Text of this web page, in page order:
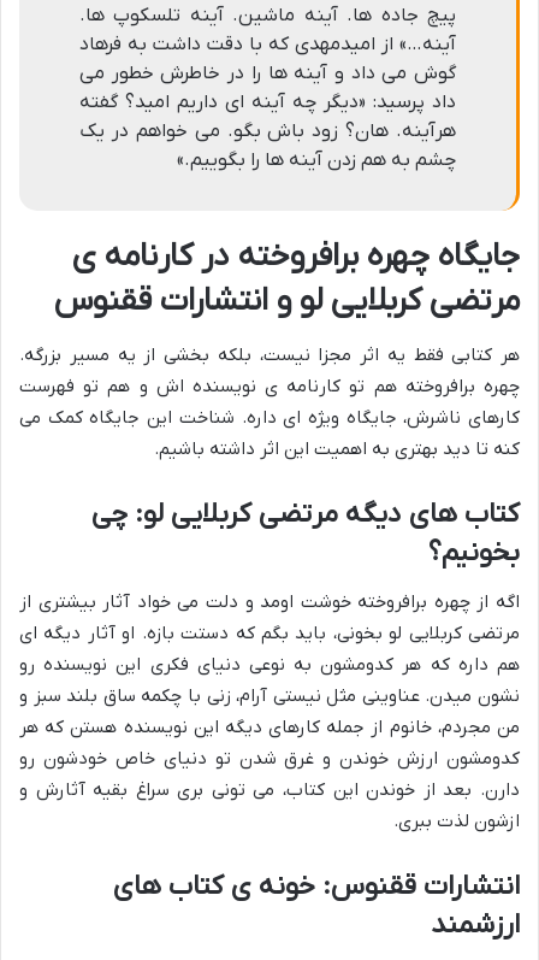
پیچ جاده ها. آینه ماشین. آینه تلسکوپ ها.
آینه…» از امیدمهدى که با دقت داشت به فرهاد
گوش مى داد و آینه ها را در خاطرش خطور مى
داد پرسید: «دیگر چه آینه اى داریم امید؟ گفته
هرآینه. هان؟ زود باش بگو. مى خواهم در یک
چشم به هم زدن آینه ها را بگوییم.»
جایگاه چهره برافروخته در کارنامه ی
مرتضی کربلایی لو و انتشارات ققنوس
هر کتابی فقط یه اثر مجزا نیست، بلکه بخشی از یه مسیر بزرگه.
چهره برافروخته هم تو کارنامه ی نویسنده اش و هم تو فهرست
کارهای ناشرش، جایگاه ویژه ای داره. شناخت این جایگاه کمک می
کنه تا دید بهتری به اهمیت این اثر داشته باشیم.
کتاب های دیگه مرتضی کربلایی لو: چی
بخونیم؟
اگه از چهره برافروخته خوشت اومد و دلت می خواد آثار بیشتری از
مرتضی کربلایی لو بخونی، باید بگم که دستت بازه. او آثار دیگه ای
هم داره که هر کدومشون به نوعی دنیای فکری این نویسنده رو
نشون میدن. عناوینی مثل نیستی آرام، زنی با چکمه ساق بلند سبز و
من مجردم، خانوم از جمله کارهای دیگه این نویسنده هستن که هر
کدومشون ارزش خوندن و غرق شدن تو دنیای خاص خودشون رو
دارن. بعد از خوندن این کتاب، می تونی بری سراغ بقیه آثارش و
ازشون لذت ببری.
انتشارات ققنوس: خونه ی کتاب های
ارزشمند